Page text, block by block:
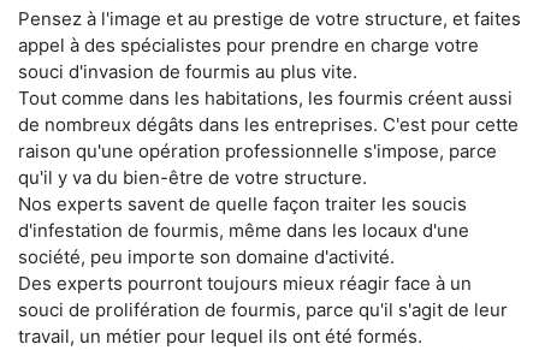
Pensez à l'image et au prestige de votre structure, et faites
appel à des spécialistes pour prendre en charge votre
souci d'invasion de fourmis au plus vite.
Tout comme dans les habitations, les fourmis créent aussi
de nombreux dégâts dans les entreprises. C'est pour cette
raison qu'une opération professionnelle s'impose, parce
qu'il y va du bien-être de votre structure.
Nos experts savent de quelle façon traiter les soucis
d'infestation de fourmis, même dans les locaux d'une
société, peu importe son domaine d'activité.
Des experts pourront toujours mieux réagir face à un
souci de prolifération de fourmis, parce qu'il s'agit de leur
travail, un métier pour lequel ils ont été formés.